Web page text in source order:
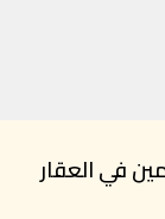
في العقار